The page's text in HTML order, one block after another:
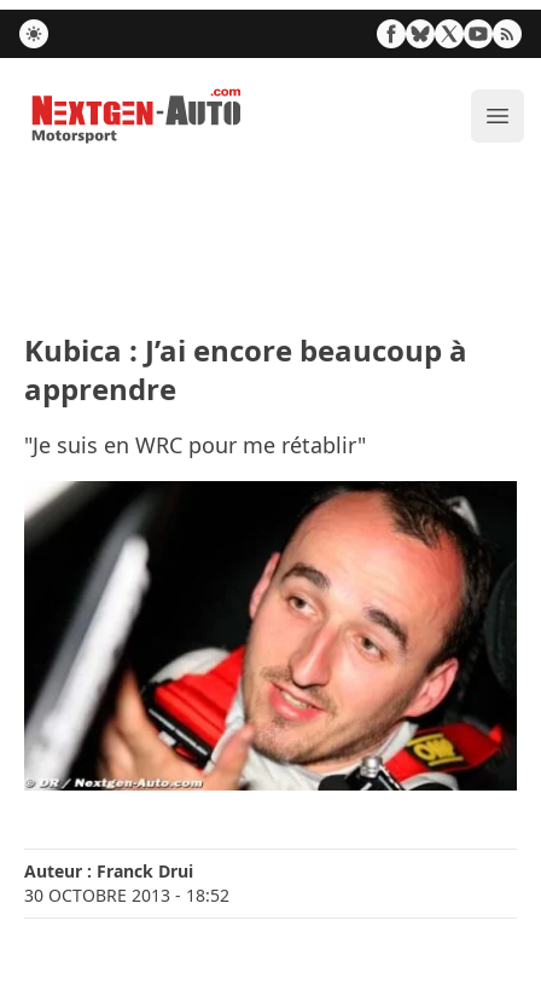
Nextgen-Auto.com
Kubica : J’ai encore beaucoup à
apprendre
"Je suis en WRC pour me rétablir"
Auteur : Franck Drui
30 OCTOBRE 2013 - 18:52